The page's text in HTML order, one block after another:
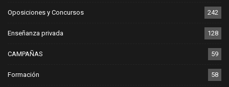
Oposiciones y Concursos 242
Enseñanza privada 128
CAMPAÑAS 59
Formación 58